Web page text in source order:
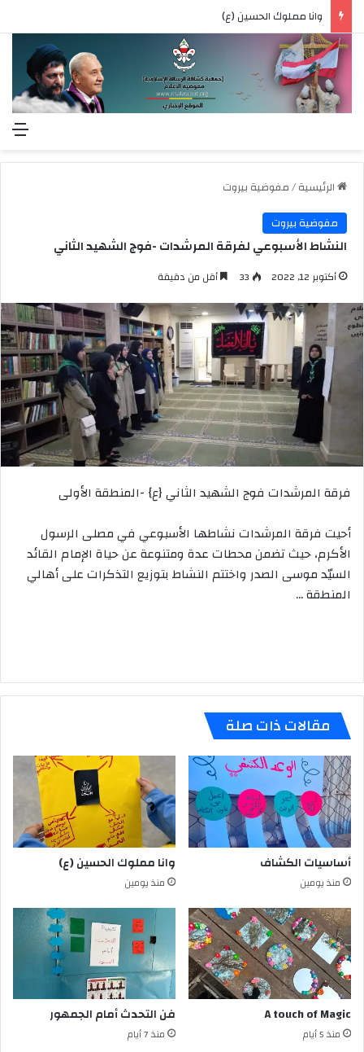
وانا مملوك الحسين (ع)
الرئيسية/مفوضية بيروت
مفوضية بيروت
النشاط الأسبوعي لفرقة المرشدات -فوج الشهيد الثاني
أكتوبر 12, 2022 33 أقل من دقيقة
فرقة المرشدات فوج الشهيد الثاني {ع} -المنطقة الأولى
أحيت فرقة المرشدات نشاطها الأسبوعي في مصلى الرسول
الأكرم، حيث تضمن محطات عدة ومتنوعة عن حياة الإمام القائد
السيّد موسى الصدر واختتم النشاط بتوزيع التذكرات على أهالي
المنطقة …
مقالات ذات صلة
أساسيات الكشاف
منذ يومين
وانا مملوك الحسين (ع)
منذ يومين
A touch of Magic
منذ 5 أيام
فن التحدث أمام الجمهور
منذ 7 أيام